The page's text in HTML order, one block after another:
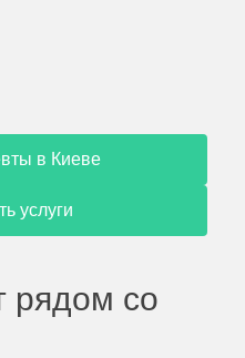
в Киеве
услуги
рядом со